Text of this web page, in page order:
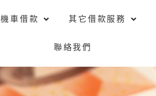
機車借款 其它借款服務
聯絡我們